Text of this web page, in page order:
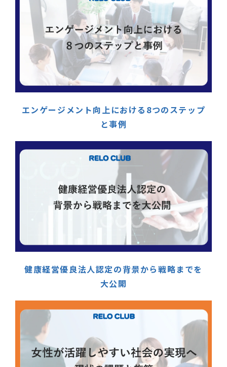
エンゲージメント向上における8つのステップ
と事例
健康経営優良法人認定の背景から戦略までを
大公開